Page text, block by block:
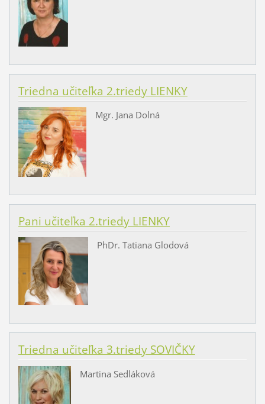
Triedna učiteľka 2.triedy LIENKY
Mgr. Jana Dolná
Pani učiteľka 2.triedy LIENKY
PhDr. Tatiana Glodová
Triedna učiteľka 3.triedy SOVIČKY
Martina Sedláková